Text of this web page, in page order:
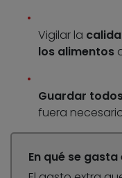
Vigilar la
los alimentos
Guardar
fuera
En qué se